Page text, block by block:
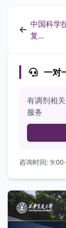
中国科学
复...
一对
有调剂相
服务
咨询时间: